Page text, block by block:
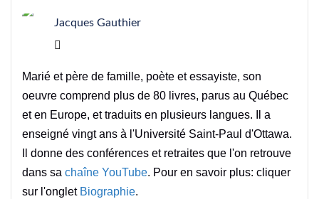
Jacques Gauthier
Marié et père de famille, poète et essayiste, son
oeuvre comprend plus de 80 livres, parus au Québec
et en Europe, et traduits en plusieurs langues. Il a
enseigné vingt ans à l'Université Saint-Paul d'Ottawa.
Il donne des conférences et retraites que l'on retrouve
dans sa chaîne YouTube. Pour en savoir plus: cliquer
sur l'onglet Biographie.